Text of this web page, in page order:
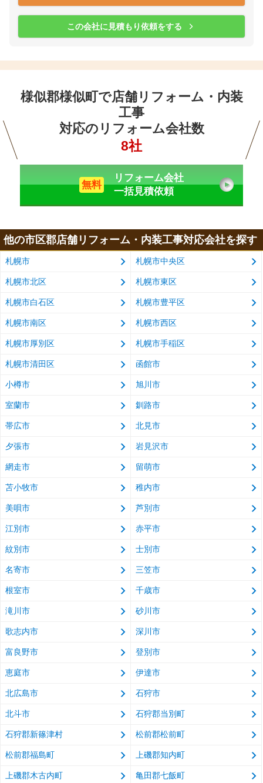
この会社に見積もり依頼をする
様似郡様似町で店舗リフォーム・内装
工事
対応のリフォーム会社数
8社
無料
リフォーム会社
一括見積依頼
他の市区郡店舗リフォーム・内装工事対応会社を探す
札幌市 札幌市中央区
札幌市北区 札幌市東区
札幌市白石区 札幌市豊平区
札幌市南区 札幌市西区
札幌市厚別区 札幌市手稲区
札幌市清田区 函館市
小樽市 旭川市
室蘭市 釧路市
帯広市 北見市
夕張市 岩見沢市
網走市 留萌市
苫小牧市 稚内市
美唄市 芦別市
江別市 赤平市
紋別市 士別市
名寄市 三笠市
根室市 千歳市
滝川市 砂川市
歌志内市 深川市
富良野市 登別市
恵庭市 伊達市
北広島市 石狩市
北斗市 石狩郡当別町
石狩郡新篠津村 松前郡松前町
松前郡福島町 上磯郡知内町
上磯郡木古内町 亀田郡七飯町